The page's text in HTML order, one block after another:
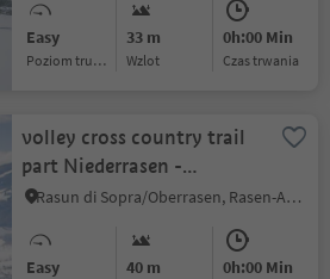
Easy
Poziom trudności
33 m
Wzlot
0h:00 Min
czas trwania
volley cross country trail
part Niederrasen -
Oberrasen
Rasun di Sopra/Oberrasen, Rasen-Antholz/Rasun Anterselva, Dolomites Region Kronplatz/Plan de Corones
Easy 40 m 0h:00 Min